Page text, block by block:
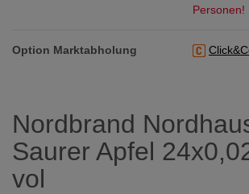
Personen!
Option Marktabholung
Nordbrand
Saurer Apfel
vol